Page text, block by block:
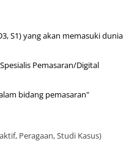
S1) yang akan memasuki dunia
Pemasaran/Digital
bidang pemasaran"
Peragaan, Studi Kasus)